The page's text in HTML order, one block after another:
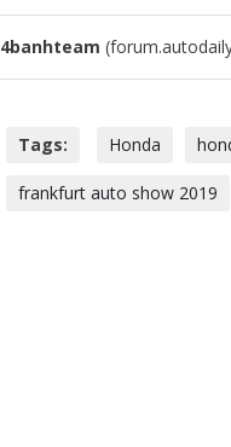
4banhteam
Tags: Honda
frankfurt auto show 2019